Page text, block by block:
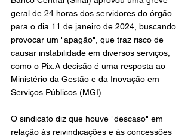
geral de 24 horas dos servidores do órgão
para o dia 11 de janeiro de 2024, buscando
provocar um "apagão", que traz risco de
causar instabilidade em diversos serviços,
como o Pix.A decisão é uma resposta ao
Ministério da Gestão e da Inovação em
Serviços Públicos (MGI). ⁠
O sindicato diz que houve "descaso" em
relação às reivindicações e às concessões